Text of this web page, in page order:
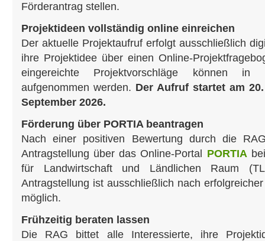
Förderantrag stellen.
Projektideen vollständig online einreichen
Der aktuelle Projektaufruf erfolgt ausschließlich
ihre Projektidee über einen Online-
eingereichte Projektvorschläge können in
aufgenommen werden. Der Aufruf startet am
September 2026.
Förderung über PORTIA beantragen
Nach einer positiven Bewertung durch die
Antragstellung über das Online-Portal PORTIA
für Landwirtschaft und Ländlichen Raum
Antragstellung ist ausschließlich nach
möglich.
Frühzeitig beraten lassen
Die RAG bittet alle Interessierte, ihre